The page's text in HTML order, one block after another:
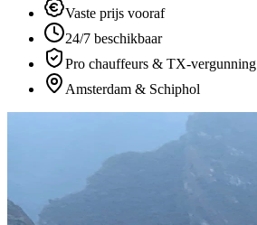
Vaste prijs vooraf
24/7 beschikbaar
Pro chauffeurs & TX-vergunning
Amsterdam & Schiphol